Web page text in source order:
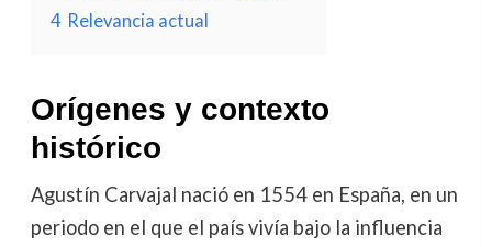
4 Relevancia actual
Orígenes y contexto
histórico
Agustín Carvajal nació en 1554 en España, en un
periodo en el que el país vivía bajo la influencia